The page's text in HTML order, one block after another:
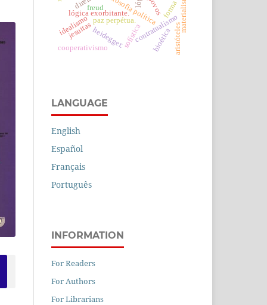
lógica exorbitante.filosofia política
contratualismo
paz perpétua.
idealismo materialismo
forma
aristóteles
sofística
heidegger.
jesuitas
cooperativismo bioética
freud
LANGUAGE
English
Español
Français
Português
INFORMATION
For Readers
For Authors
For Librarians